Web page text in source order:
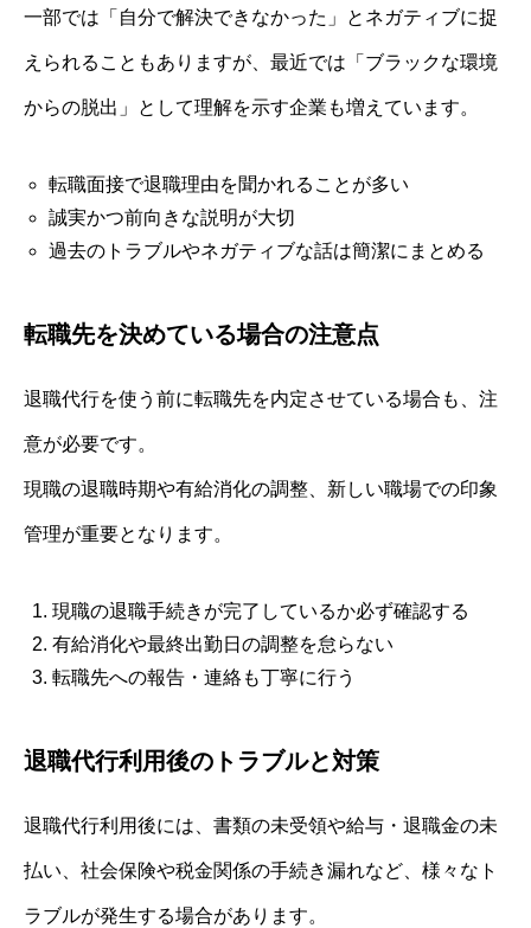
一部では「自分で解決できなかった」とネガティブに捉
えられることもありますが、最近では「ブラックな環境
からの脱出」として理解を示す企業も増えています。
転職面接で退職理由を聞かれることが多い
誠実かつ前向きな説明が大切
過去のトラブルやネガティブな話は簡潔にまとめる
転職先を決めている場合の注意点
退職代行を使う前に転職先を内定させている場合も、注
意が必要です。
現職の退職時期や有給消化の調整、新しい職場での印象
管理が重要となります。
現職の退職手続きが完了しているか必ず確認する
有給消化や最終出勤日の調整を怠らない
転職先への報告・連絡も丁寧に行う
退職代行利用後のトラブルと対策
退職代行利用後には、書類の未受領や給与・退職金の未
払い、社会保険や税金関係の手続き漏れなど、様々なト
ラブルが発生する場合があります。